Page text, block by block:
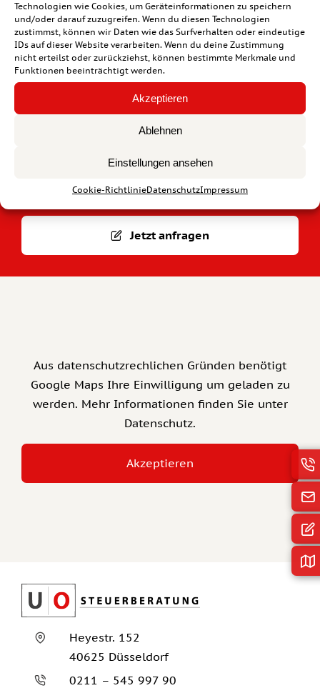
Technologien wie Cookies, um Geräteinformationen zu speichern
und/oder darauf zuzugreifen. Wenn du diesen Technologien
zustimmst, können wir Daten wie das Surfverhalten oder eindeutige
IDs auf dieser Website verarbeiten. Wenn du deine Zustimmung
nicht erteilst oder zurückziehst, können bestimmte Merkmale und
Funktionen beeinträchtigt werden.
Akzeptieren
Ablehnen
Einstellungen ansehen
Cookie-RichtlinieDatenschutzImpressum
aus unternehmerischer und steuerlicher
Sicht treffen zu können
Lass uns deine Kopfschmerzen
Melde dich jetzt bei uns und erfahre im
Erstgespräch, wie wir dich unterstützen können.
Jetzt anfragen
Aus datenschutzrechlichen Gründen benötigt
Google Maps Ihre Einwilligung um geladen zu
werden. Mehr Informationen finden Sie unter
Datenschutz.
Akzeptieren
Heyestr. 152
40625 Düsseldorf
0211 – 545 997 90